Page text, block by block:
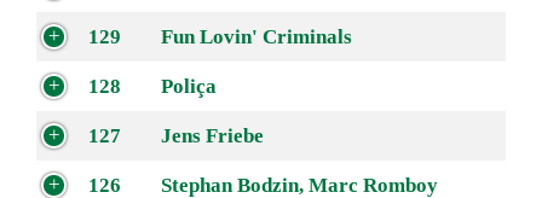
129 Fun Lovin' Criminals
128 Poliça
127 Jens Friebe
126 Stephan Bodzin, Marc Romboy